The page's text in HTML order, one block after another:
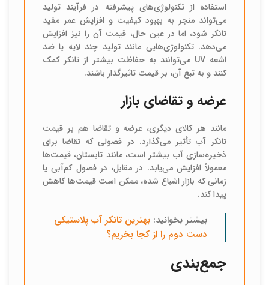
استفاده از تکنولوژی‌های پیشرفته در فرآیند تولید
می‌تواند منجر به بهبود کیفیت و افزایش عمر مفید
تانکر شود، اما در عین حال، قیمت آن را نیز افزایش
می‌دهد. تکنولوژی‌هایی مانند تولید چند لایه یا ضد
اشعه UV می‌توانند به حفاظت بیشتر از تانکر کمک
کنند و به تبع آن، بر قیمت تاثیرگذار باشند.
عرضه و تقاضای بازار
مانند هر کالای دیگری، عرضه و تقاضا هم بر قیمت
تانکر آب تأثیر می‌گذارد. در فصولی که تقاضا برای
ذخیره‌سازی آب بیشتر است، مانند تابستان، قیمت‌ها
معمولاً افزایش می‌یابد. در مقابل، در فصول کم‌آبی یا
زمانی که بازار اشباع شده، ممکن است قیمت‌ها کاهش
پیدا کند.
بیشتر بخوانید: بهترین تانکر آب پلاستیکی
دست دوم را از کجا بخریم؟
جمع‌بندی